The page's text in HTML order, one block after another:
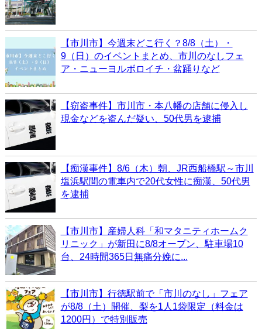
【市川市】今週末どこ行く？8/8（土）・
9（日）のイベントまとめ、市川のなしフェ
ア・ニューヨルボロイチ・盆踊りなど
【窃盗事件】市川市・本八幡の店舗に侵入し
現金などを盗んだ疑い、50代男を逮捕
【痴漢事件】8/6（木）朝、JR西船橋駅～市川
塩浜駅間の電車内で20代女性に痴漢、50代男
を逮捕
【市川市】産婦人科「和マタニティホームク
リニック」が新田に8/8オープン、駐車場10
台、24時間365日無痛分娩に...
【市川市】行徳駅前で「市川のなし」フェア
が8/8（土）開催、梨を1人1袋限定（料金は
1200円）で特別販売